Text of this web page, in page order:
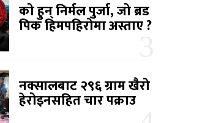
को हुन् निर्मल पुर्जा, जो ब्रड
पिक हिमपहिरोमा अस्ताए ?
नक्सालबाट २९६ ग्राम खैरो
हेरोइनसहित चार पक्राउ